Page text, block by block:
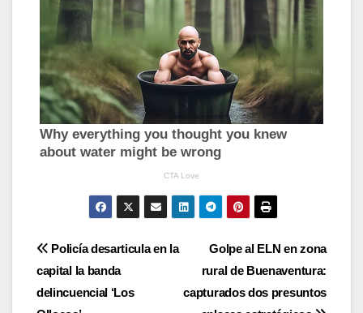
Navegación
de
Golpe al ELN en zona
rural de Buenaventura:
capturados dos presuntos
Policía desarticula en la
capital la banda
delincuencial ‘Los